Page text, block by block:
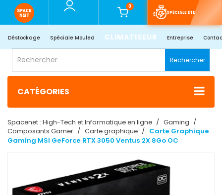
0
SPÉCIALE ÉTÉ
Déstockage Spéciale Mouled CLIMATISEUR Entreprise
Rechercher
CATÉGORIES
Spacenet : High-Tech et Informatique en ligne
Gaming
Composants Gamer
Carte graphique
Carte Graphique
Gaming MSI GeForce RTX 3050 Ventus 2X 8Go OC